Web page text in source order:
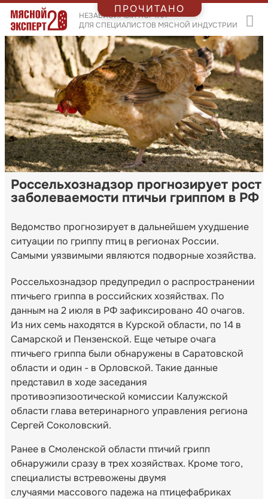
НЕЗАВИСИМЫЙ ПОРТАЛ
ДЛЯ СПЕЦИАЛИСТОВ МЯСНОЙ ИНДУСТРИИ
Россельхознадзор прогнозирует рост
заболеваемости птичьи гриппом в РФ
Ведомство прогнозирует в дальнейшем ухудшение
ситуации по гриппу птиц в регионах России.
Самыми уязвимыми являются подворные хозяйства.
Россельхознадзор предупредил о распространении
птичьего гриппа в российских хозяйствах. По
данным на 2 июля в РФ зафиксировано 40 очагов.
Из них семь находятся в Курской области, по 14 в
Самарской и Пензенской. Еще четыре очага
птичьего гриппа были обнаружены в Саратовской
области и один - в Орловской. Такие данные
представил в ходе заседания
противоэпизоотической комиссии Калужской
области глава ветеринарного управления региона
Сергей Соколовский.
Ранее в Смоленской области птичий грипп
обнаружили сразу в трех хозяйствах. Кроме того,
специалисты встревожены двумя
случаями массового падежа на птицефабриках
ПРОЧИТАНО